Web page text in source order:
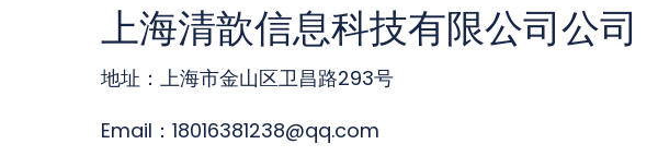
上海清歆信息科技有限公司公司
‌‌地址‌：上海市金山区卫昌路293号
Email：18016381238@qq.com